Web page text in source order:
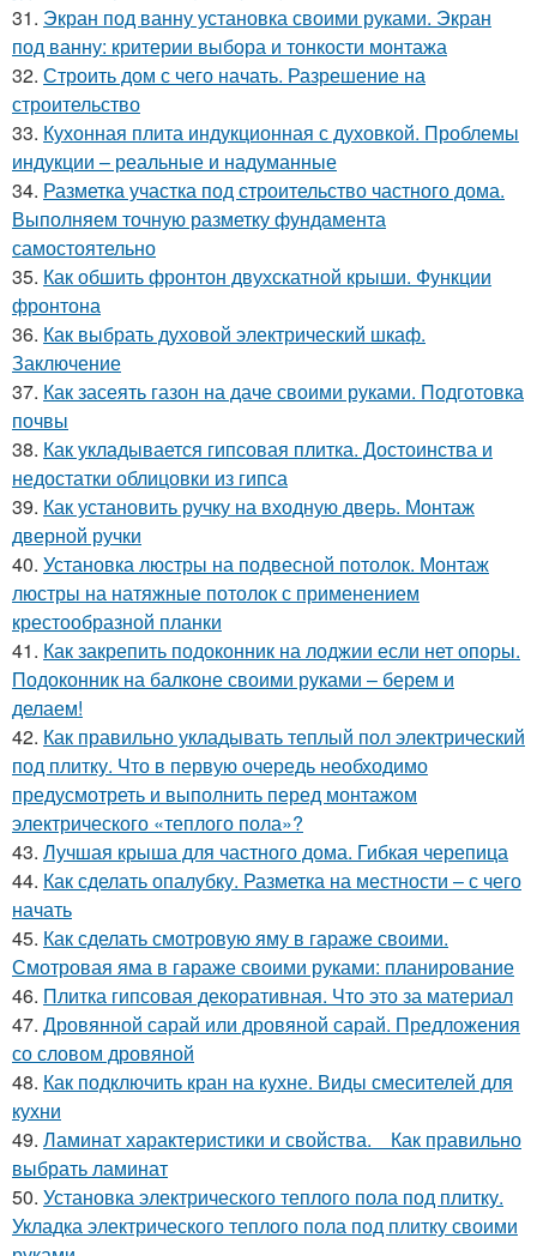
31. Экран под ванну установка своими руками. Экран
под ванну: критерии выбора и тонкости монтажа
32. Строить дом с чего начать. Разрешение на
строительство
33. Кухонная плита индукционная с духовкой. Проблемы
индукции – реальные и надуманные
34. Разметка участка под строительство частного дома.
Выполняем точную разметку фундамента
самостоятельно
35. Как обшить фронтон двухскатной крыши. Функции
фронтона
36. Как выбрать духовой электрический шкаф.
Заключение
37. Как засеять газон на даче своими руками. Подготовка
почвы
38. Как укладывается гипсовая плитка. Достоинства и
недостатки облицовки из гипса
39. Как установить ручку на входную дверь. Монтаж
дверной ручки
40. Установка люстры на подвесной потолок. Монтаж
люстры на натяжные потолок с применением
крестообразной планки
41. Как закрепить подоконник на лоджии если нет опоры.
Подоконник на балконе своими руками – берем и
делаем!
42. Как правильно укладывать теплый пол электрический
под плитку. Что в первую очередь необходимо
предусмотреть и выполнить перед монтажом
электрического «теплого пола»?
43. Лучшая крыша для частного дома. Гибкая черепица
44. Как сделать опалубку. Разметка на местности – с чего
начать
45. Как сделать смотровую яму в гараже своими.
Смотровая яма в гараже своими руками: планирование
46. Плитка гипсовая декоративная. Что это за материал
47. Дровянной сарай или дровяной сарай. Предложения
со словом дровяной
48. Как подключить кран на кухне. Виды смесителей для
кухни
49. Ламинат характеристики и свойства. Как правильно
выбрать ламинат
50. Установка электрического теплого пола под плитку.
Укладка электрического теплого пола под плитку своими